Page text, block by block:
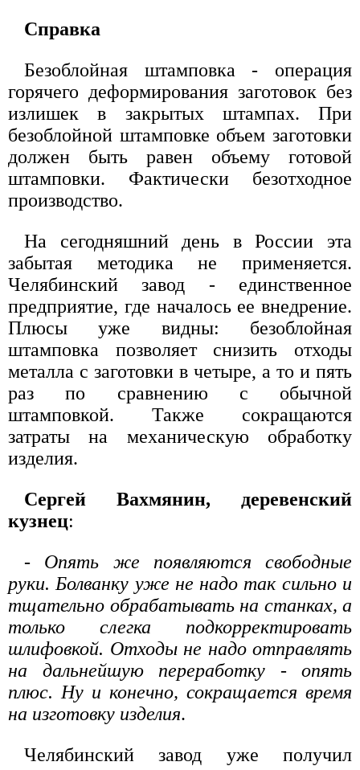
Справка
Безоблойная штамповка - операция
горячего деформирования заготовок без
излишек в закрытых штампах. При
безоблойной штамповке объем заготовки
должен быть равен объему готовой
штамповки. Фактически безотходное
производство.
На сегодняшний день в России эта
забытая методика не применяется.
Челябинский завод - единственное
предприятие, где началось ее внедрение.
Плюсы уже видны: безоблойная
штамповка позволяет снизить отходы
металла с заготовки в четыре, а то и пять
раз по сравнению с обычной
штамповкой. Также сокращаются
затраты на механическую обработку
изделия.
Сергей Вахмянин, деревенский
кузнец:
- Опять же появляются свободные
руки. Болванку уже не надо так сильно и
тщательно обрабатывать на станках, а
только слегка подкорректировать
шлифовкой. Отходы не надо отправлять
на дальнейшую переработку - опять
плюс. Ну и конечно, сокращается время
на изготовку изделия.
Челябинский завод уже получил